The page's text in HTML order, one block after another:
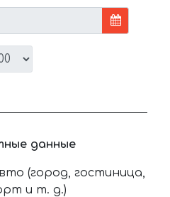
данные
(город, гостиница,
и т. д.)